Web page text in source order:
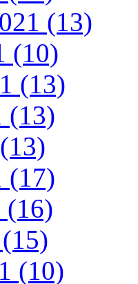
(13)
(10)
(13)
(13)
(17)
(16)
(10)